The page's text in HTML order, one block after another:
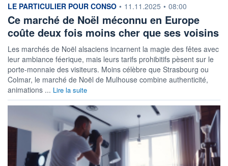
information fournie par
LE PARTICULIER POUR CONSO • 11.11.2025 • 08:00
Ce marché de Noël méconnu en Europe
coûte deux fois moins cher que ses voisins
Les marchés de Noël alsaciens incarnent la magie des fêtes avec
leur ambiance féerique, mais leurs tarifs prohibitifs pèsent sur le
porte-monnaie des visiteurs. Moins célèbre que Strasbourg ou
Colmar, le marché de Noël de Mulhouse combine authenticité,
animations ... Lire la suite